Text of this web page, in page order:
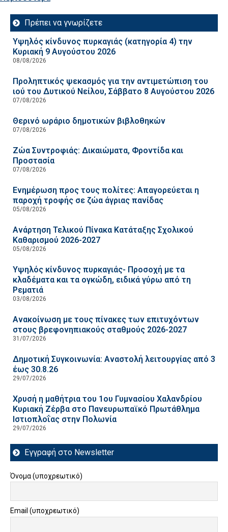
Πρέπει να γνωρίζετε
Υψηλός κίνδυνος πυρκαγιάς (κατηγορία 4) την
Κυριακή 9 Αυγούστου 2026
08/08/2026
Προληπτικός ψεκασμός για την αντιμετώπιση του
ιού του Δυτικού Νείλου, Σάββατο 8 Αυγούστου 2026
07/08/2026
Θερινό ωράριο δημοτικών βιβλοθηκών
07/08/2026
Ζώα Συντροφιάς: Δικαιώματα, Φροντίδα και
Προστασία
07/08/2026
Ενημέρωση προς τους πολίτες: Απαγορεύεται η
παροχή τροφής σε ζώα άγριας πανίδας
05/08/2026
Ανάρτηση Τελικού Πίνακα Κατάταξης Σχολικού
Καθαρισμού 2026-2027
05/08/2026
Υψηλός κίνδυνος πυρκαγιάς- Προσοχή με τα
κλαδέματα και τα ογκώδη, ειδικά γύρω από τη
Ρεματιά
03/08/2026
Ανακοίνωση με τους πίνακες των επιτυχόντων
στους βρεφονηπιακούς σταθμούς 2026-2027
31/07/2026
Δημοτική Συγκοινωνία: Αναστολή λειτουργίας από 3
έως 30.8.26
29/07/2026
Χρυσή η μαθήτρια του 1ου Γυμνασίου Χαλανδρίου
Κυριακή Ζέρβα στο Πανευρωπαϊκό Πρωτάθλημα
Ιστιοπλοΐας στην Πολωνία
29/07/2026
Εγγραφή στο Newsletter
Όνομα (υποχρεωτικό)
Email (υποχρεωτικό)